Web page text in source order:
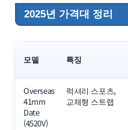
2025년 가격대 정리
모델 특징
Overseas
41mm
Date
(4520V)
럭셔리 스포츠,
교체형 스트랩